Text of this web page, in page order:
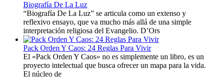
Biografía De La Luz
“Biografía De La Luz” se articula como un extenso y
reflexivo ensayo, que va mucho más allá de una simple
interpretación religiosa del Evangelio. D’Ors
Pack Orden Y Caos: 24 Reglas Para Vivir
El «Pack Orden Y Caos» no es simplemente un libro, es un
proyecto intelectual que busca ofrecer un mapa para la vida.
El núcleo de